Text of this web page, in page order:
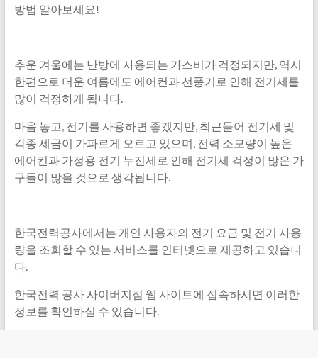
방법 알아보세요!
추운 겨울에는 난방에 사용되는 가스비가 걱정되지만, 역시
한편으로 더운 여름에도 에어컨과 선풍기로 인해 전기세를
많이 걱정하게 됩니다.
마음 놓고, 전기를 사용하면 좋겠지만, 최근들어 전기세 및
각종 세금이 가파르게 오르고 있으며, 전력 소모량이 높은
에어컨과 가정용 전기 누진세로 인해 전기세 걱정이 많은 가
구들이 많을 것으로 생각됩니다.
한국전력공사에서는 개인 사용자의 전기 요금 및 전기 사용
량을 조회할 수 있는 서비스를 인터넷으로 제공하고 있습니
다.
한국전력 공사 사이버지점 웹 사이트에 접속하시면 이러한
정보를 확인하실 수 있습니다.